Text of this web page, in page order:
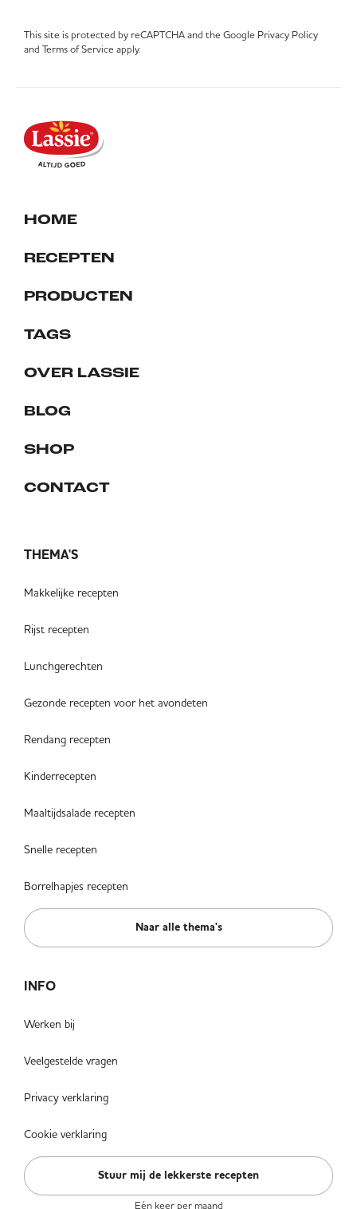
This site is protected by reCAPTCHA and the Google Privacy Policy
and Terms of Service apply.
HOME
RECEPTEN
PRODUCTEN
TAGS
OVER LASSIE
BLOG
SHOP
CONTACT
THEMA'S
Makkelijke recepten
Rijst recepten
Lunchgerechten
Gezonde recepten voor het avondeten
Rendang recepten
Kinderrecepten
Maaltijdsalade recepten
Snelle recepten
Borrelhapjes recepten
Naar alle thema's
INFO
Werken bij
Veelgestelde vragen
Privacy verklaring
Cookie verklaring
Stuur mij de lekkerste recepten
Eén keer per maand